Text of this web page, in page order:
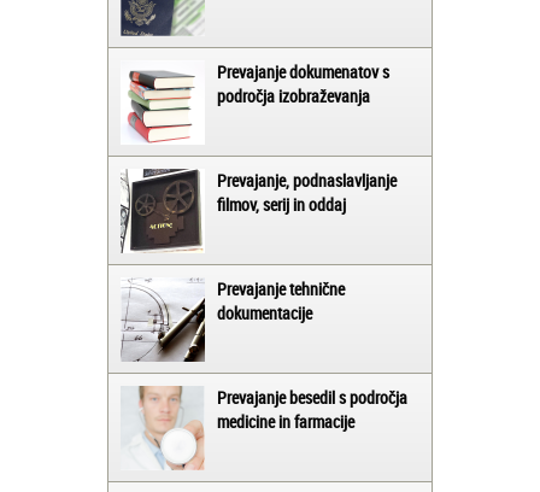
Prevajanje dokumenatov s
področja izobraževanja
Prevajanje, podnaslavljanje
filmov, serij in oddaj
Prevajanje tehnične
dokumentacije
Prevajanje besedil s področja
medicine in farmacije